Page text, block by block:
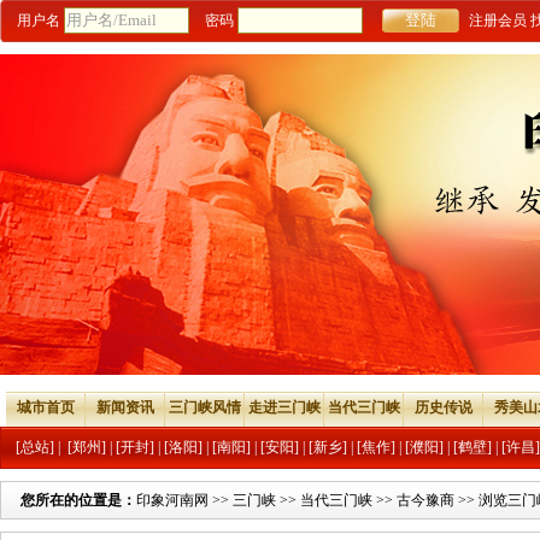
用户名 密码 注册会员
城市首页 新闻资讯 三门峡风情 走进三门峡 当代三门峡 历史传说 秀美
[总站] [郑州] [开封] [洛阳] [南阳] [安阳] [新乡] [焦作] [濮阳] [鹤壁] [许昌]
您所在的位置是： 印象河南网 >> 三门峡 >> 当代三门峡 >> 古今豫商 >> 浏览三门